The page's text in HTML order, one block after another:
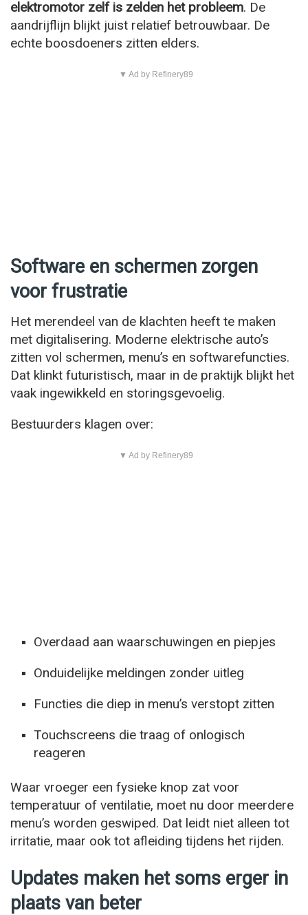
elektromotor zelf is zelden het probleem. De
aandrijflijn blijkt juist relatief betrouwbaar. De
echte boosdoeners zitten elders.
▼ Ad by Refinery89
Software en schermen zorgen
voor frustratie
Het merendeel van de klachten heeft te maken
met digitalisering. Moderne elektrische auto’s
zitten vol schermen, menu’s en softwarefuncties.
Dat klinkt futuristisch, maar in de praktijk blijkt het
vaak ingewikkeld en storingsgevoelig.
Bestuurders klagen over:
▼ Ad by Refinery89
Overdaad aan waarschuwingen en piepjes
Onduidelijke meldingen zonder uitleg
Functies die diep in menu’s verstopt zitten
Touchscreens die traag of onlogisch
reageren
Waar vroeger een fysieke knop zat voor
temperatuur of ventilatie, moet nu door meerdere
menu’s worden geswiped. Dat leidt niet alleen tot
irritatie, maar ook tot afleiding tijdens het rijden.
Updates maken het soms erger in
plaats van beter